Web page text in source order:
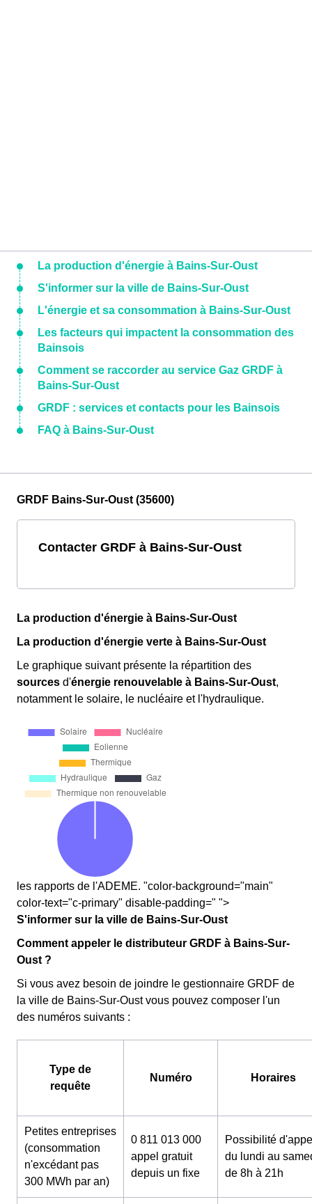
La production d'énergie à Bains-Sur-Oust
S'informer sur la ville de Bains-Sur-Oust
L'énergie et sa consommation à Bains-Sur-Oust
Les facteurs qui impactent la consommation des
Bainsois
Comment se raccorder au service Gaz GRDF à
Bains-Sur-Oust
GRDF : services et contacts pour les Bainsois
FAQ à Bains-Sur-Oust
GRDF Bains-Sur-Oust (35600)
Contacter GRDF à Bains-Sur-Oust
La production d'énergie à Bains-Sur-Oust
La production d'énergie verte à Bains-Sur-Oust
Le graphique suivant présente la répartition des
sources d'énergie renouvelable à Bains-Sur-Oust,
notamment le solaire, le nucléaire et l'hydraulique.
les rapports de l'ADEME. "color-background="main"
color-text="c-primary" disable-padding=" ">
S'informer sur la ville de Bains-Sur-Oust
Comment appeler le distributeur GRDF à Bains-Sur-
Oust ?
Si vous avez besoin de joindre le gestionnaire GRDF de
la ville de Bains-Sur-Oust vous pouvez composer l'un
des numéros suivants :
Type de
requête
Numéro Horaires
Petites entreprises
(consommation
n'excédant pas
300 MWh par an)
0 811 013 000
appel gratuit
depuis un fixe
Possibilité
du lundi au
de 8h à 21h